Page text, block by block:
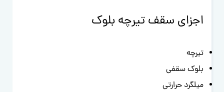
اجزای سقف تیرچه بلوک
تیرچه
بلوک سقفی
میلگرد حرارتی